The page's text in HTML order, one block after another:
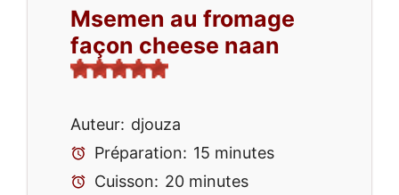
Msemen au fromage
façon cheese naan
Auteur: djouza
Préparation: 15 minutes
Cuisson: 20 minutes